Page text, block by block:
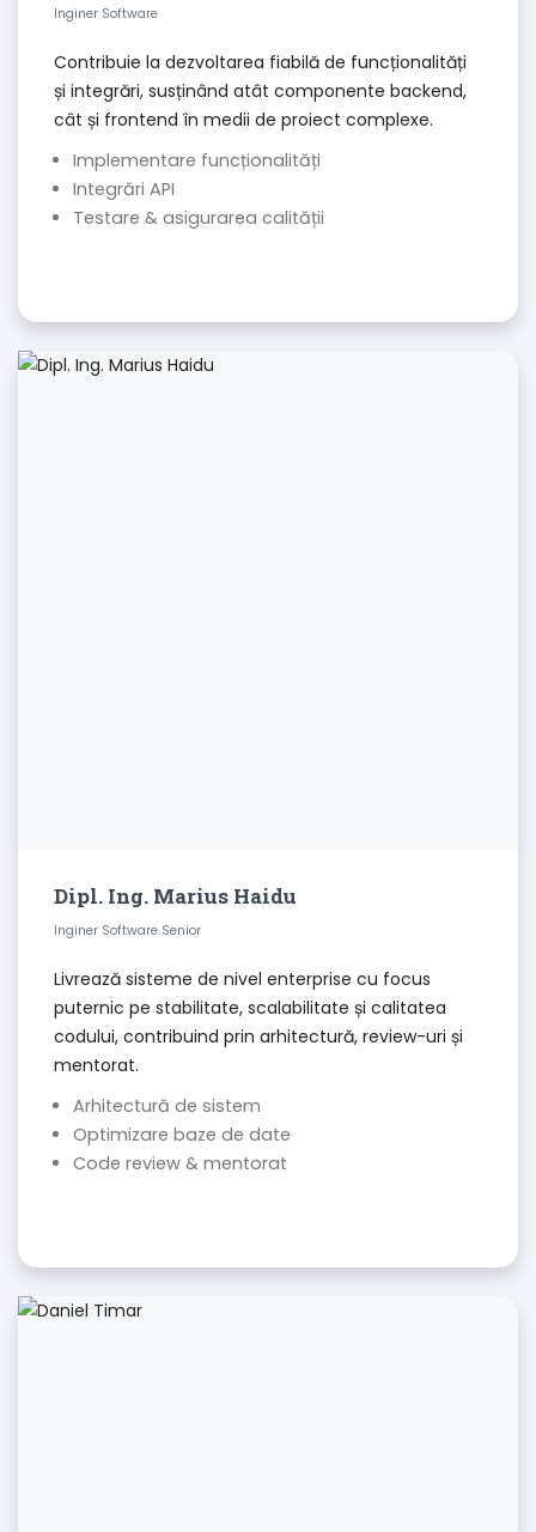
Inginer Software
Contribuie la dezvoltarea fiabilă de funcționalități
și integrări, susținând atât componente backend,
cât și frontend în medii de proiect complexe.
Implementare funcționalități
Integrări API
Testare & asigurarea calității
Dipl. Ing. Marius Haidu
Inginer Software Senior
Livrează sisteme de nivel enterprise cu focus
puternic pe stabilitate, scalabilitate și calitatea
codului, contribuind prin arhitectură, review-uri și
mentorat.
Arhitectură de sistem
Optimizare baze de date
Code review & mentorat